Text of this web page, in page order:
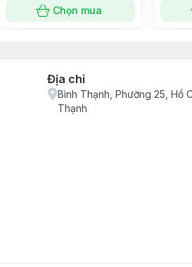
Chọn mua
Địa chỉ
Bình Thạnh, Phường 25, Hồ
Thạnh